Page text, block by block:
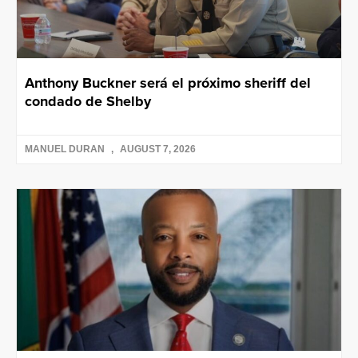
Anthony Buckner será el próximo sheriff del
condado de Shelby
MANUEL DURAN AUGUST 7, 2026